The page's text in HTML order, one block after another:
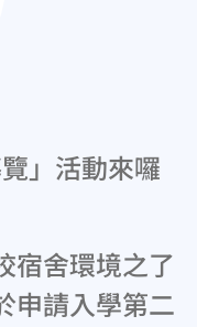
」活動來囉
宿舍環境之了
申請入學第二